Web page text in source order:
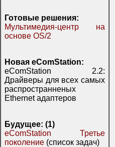
Готовые решения:
Мультимедия-центр на
основе OS/2
Новая eComStation:
eComStation 2.2:
Драйверы для всех самых
распространненых
Ethernet адаптеров
Будущее: (1)
eComStation Третье
поколение (список задач)